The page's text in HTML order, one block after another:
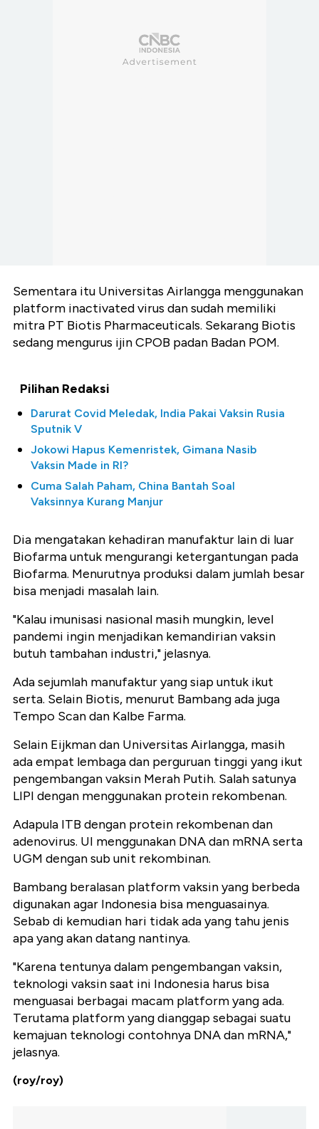
Sementara itu Universitas Airlangga menggunakan
platform inactivated virus dan sudah memiliki
mitra PT Biotis Pharmaceuticals. Sekarang Biotis
sedang mengurus ijin CPOB padan Badan POM.
Pilihan Redaksi
Darurat Covid Meledak, India Pakai Vaksin Rusia
Sputnik V
Jokowi Hapus Kemenristek, Gimana Nasib
Vaksin Made in RI?
Cuma Salah Paham, China Bantah Soal
Vaksinnya Kurang Manjur
Dia mengatakan kehadiran manufaktur lain di luar
Biofarma untuk mengurangi ketergantungan pada
Biofarma. Menurutnya produksi dalam jumlah besar
bisa menjadi masalah lain.
"Kalau imunisasi nasional masih mungkin, level
pandemi ingin menjadikan kemandirian vaksin
butuh tambahan industri," jelasnya.
Ada sejumlah manufaktur yang siap untuk ikut
serta. Selain Biotis, menurut Bambang ada juga
Tempo Scan dan Kalbe Farma.
Selain Eijkman dan Universitas Airlangga, masih
ada empat lembaga dan perguruan tinggi yang ikut
pengembangan vaksin Merah Putih. Salah satunya
LIPI dengan menggunakan protein rekombenan.
Adapula ITB dengan protein rekombenan dan
adenovirus. UI menggunakan DNA dan mRNA serta
UGM dengan sub unit rekombinan.
Bambang beralasan platform vaksin yang berbeda
digunakan agar Indonesia bisa menguasainya.
Sebab di kemudian hari tidak ada yang tahu jenis
apa yang akan datang nantinya.
"Karena tentunya dalam pengembangan vaksin,
teknologi vaksin saat ini Indonesia harus bisa
menguasai berbagai macam platform yang ada.
Terutama platform yang dianggap sebagai suatu
kemajuan teknologi contohnya DNA dan mRNA,"
jelasnya.
(roy/roy)